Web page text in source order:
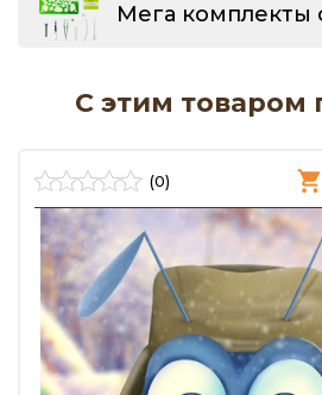
Мега комплекты
С этим товаром
(0)